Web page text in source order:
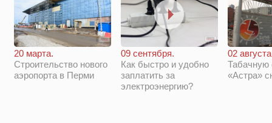
20 марта.
Строительство нового
аэропорта в Перми
09 сентября.
Как быстро и удобно
заплатить за
электроэнергию?
02
Табачную
«Астра»